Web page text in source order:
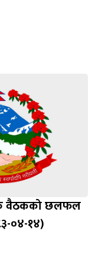
वैठकको छलफल
०४-१४)